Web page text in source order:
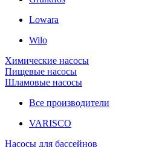
Lowara
Wilo
Химические насосы
Пищевые насосы
Шламовые насосы
Все производители
VARISCO
Насосы для бассейнов